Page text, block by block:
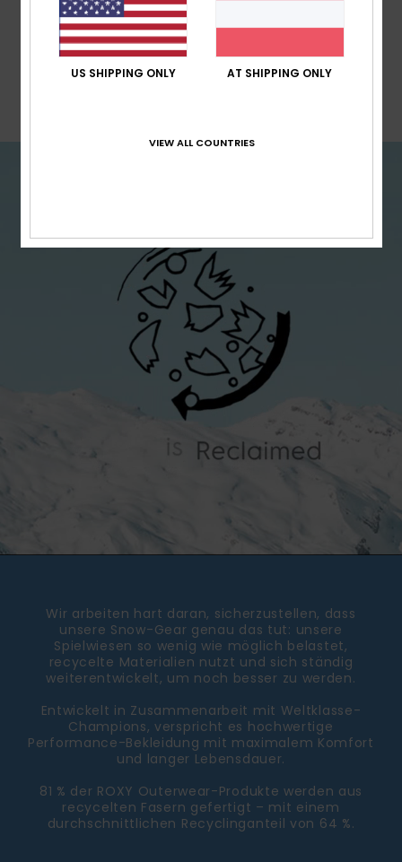
Als weltweit führender Sponsor von
Boardriderinnen sind wir uns der Rolle bewusst,
die wir beim Schutz unserer heißgeliebten
Naturräume spielen müssen. Wir wollen, dass
auch zukünftige Generationen die Schönheit
Wir arbeiten hart daran, sicherzustellen, dass
unsere Snow-Gear genau das tut: unsere
Spielwiesen so wenig wie möglich belastet,
recycelte Materialien nutzt und sich ständig
weiterentwickelt, um noch besser zu werden.
Entwickelt in Zusammenarbeit mit Weltklasse-
Champions, verspricht es hochwertige
Performance-Bekleidung mit maximalem Komfort
und langer Lebensdauer.
81 % der ROXY Outerwear-Produkte werden aus
recycelten Fasern gefertigt – mit einem
durchschnittlichen Recyclinganteil von 64 %.
US SHIPPING ONLY AT SHIPPING ONLY
VIEW ALL COUNTRIES